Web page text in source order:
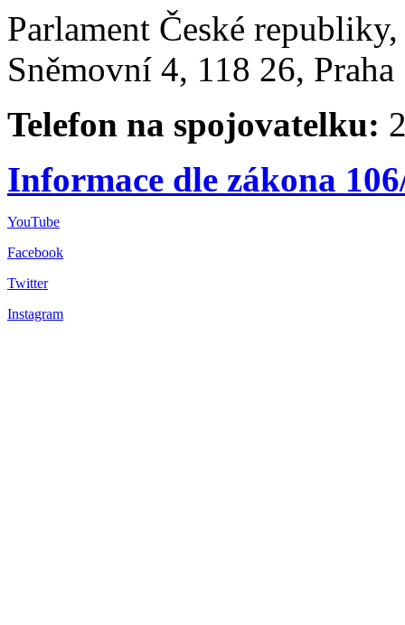
Parlament České
Sněmovní 4, 118 26,
Telefon na spojovatelku:
Informace dle zákona
YouTube
Facebook
Twitter
Instagram